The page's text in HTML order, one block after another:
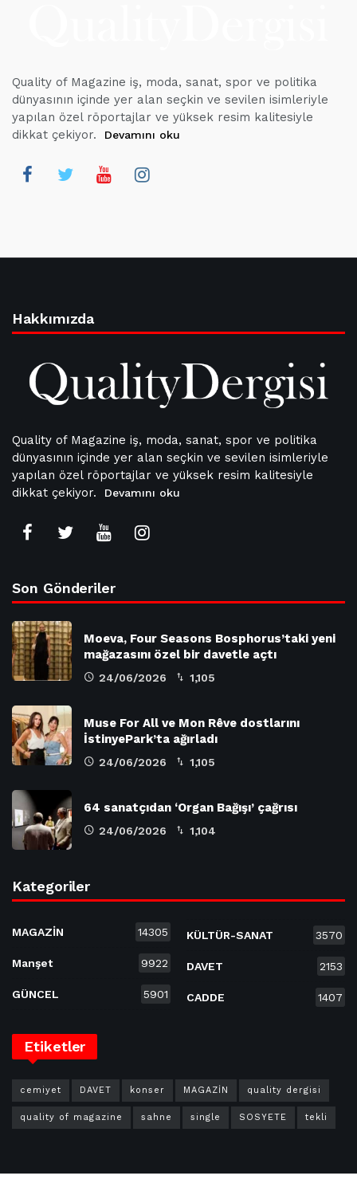
Quality of Magazine iş, moda, sanat, spor ve politika
dünyasının içinde yer alan seçkin ve sevilen isimleriyle
yapılan özel röportajlar ve yüksek resim kalitesiyle
dikkat çekiyor.
Devamını oku
Hakkımızda
Quality of Magazine iş, moda, sanat, spor ve politika
dünyasının içinde yer alan seçkin ve sevilen isimleriyle
yapılan özel röportajlar ve yüksek resim kalitesiyle
dikkat çekiyor.
Devamını oku
Son Gönderiler
Moeva, Four Seasons Bosphorus’taki yeni
mağazasını özel bir davetle açtı
24/06/2026 1,105
Muse For All ve Mon Rêve dostlarını
İstinyePark’ta ağırladı
24/06/2026 1,105
64 sanatçıdan ‘Organ Bağışı’ çağrısı
24/06/2026 1,104
Kategoriler
MAGAZİN 14305
Manşet 9922
GÜNCEL 5901
KÜLTÜR-SANAT 3570
DAVET 2153
CADDE 1407
Etiketler
cemiyet DAVET konser MAGAZİN quality dergisi
quality of magazine sahne single SOSYETE tekli